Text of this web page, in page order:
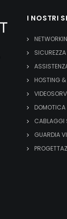
I NOSTRI
HOSTING
DOMOTICA
CABLAGGI
GUARDIA